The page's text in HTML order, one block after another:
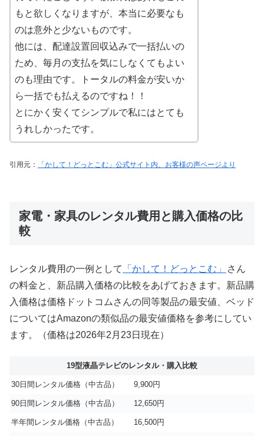
もと欲しくなりますが、本当に必要なも
のは意外と少ないものです。
他には、配達設置回収込みで一括払いの
ため、毎月の支払を気にしなくてもよい
のも理由です。トータルの料金が安いか
ら一括でも払えるのですね！！
とにかく安くてシンプルで私にはとても
うれしかったです。
引用元： 「かして！どっとこむ」公式サイト内、お客様の声ページより
家電・家具のレンタル費用と購入価格の比
較
レンタル費用の一例として 「かして！どっとこむ」
さん
の料金と、新品購入価格の比較をあげておきます。新品購
入価格は価格ドットコムさんの同等製品の最安値、ベッド
についてはAmazonの類似品の最安値価格を参考にしてい
ます。（価格は2026年2月23日現在）
19型液晶テレビのレンタル・購入比較
30日間レンタル価格（中古品） 9,900円
90日間レンタル価格（中古品） 12,650円
半年間レンタル価格（中古品） 16,500円